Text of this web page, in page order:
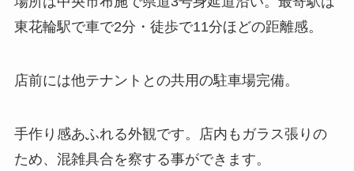
東花輪駅で車で2分・徒歩で11分ほどの距離感。
店前には他テナントとの共用の駐車場完備。
手作り感あふれる外観です。店内もガラス張りの
ため、混雑具合を察する事ができます。